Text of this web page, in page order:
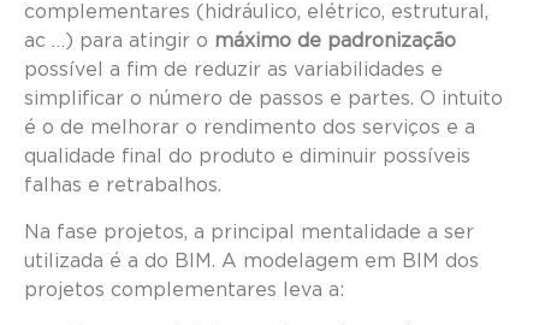
complementares (hidráulico, elétrico, estrutural,
ac …) para atingir o máximo de padronização
possível a fim de reduzir as variabilidades e
simplificar o número de passos e partes. O intuito
é o de melhorar o rendimento dos serviços e a
qualidade final do produto e diminuir possíveis
falhas e retrabalhos.
Na fase projetos, a principal mentalidade a ser
utilizada é a do BIM. A modelagem em BIM dos
projetos complementares leva a: